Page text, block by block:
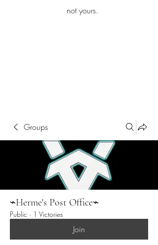
not yours.
Groups
⌁Herme's Post Office⌁
Public · 1 Victories
Join